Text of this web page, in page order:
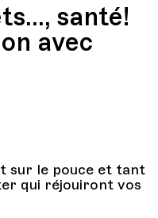
santé!
avec
sur le pouce et tant
qui réjouiront vos